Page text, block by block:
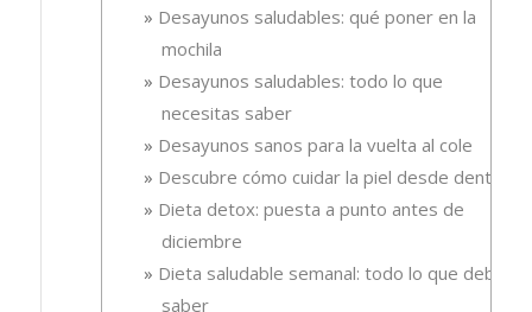
Desayunos saludables: qué poner en la
mochila
Desayunos saludables: todo lo que
necesitas saber
Desayunos sanos para la vuelta al cole
Descubre cómo cuidar la piel desde dentro
Dieta detox: puesta a punto antes de
diciembre
Dieta saludable semanal: todo lo que debes
saber